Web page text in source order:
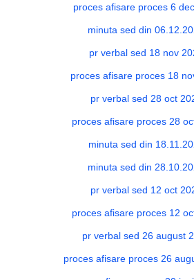
proces afisare proces 6
minuta sed din
pr verbal sed 18 nov
proces afisare proces 18
pr verbal sed 28 oct
proces afisare proces 28
minuta sed din
minuta sed din
pr verbal sed 12 oct
proces afisare proces 12
pr verbal sed 26 august
proces afisare proces 26